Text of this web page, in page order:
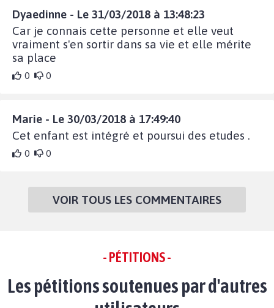
Dyaedinne - Le 31/03/2018 à 13:48:23
Car je connais cette personne et elle veut
vraiment s'en sortir dans sa vie et elle mérite
sa place
0 0
Marie - Le 30/03/2018 à 17:49:40
Cet enfant est intégré et poursui des etudes .
0 0
VOIR TOUS LES COMMENTAIRES
- PÉTITIONS -
Les pétitions soutenues par d'autres